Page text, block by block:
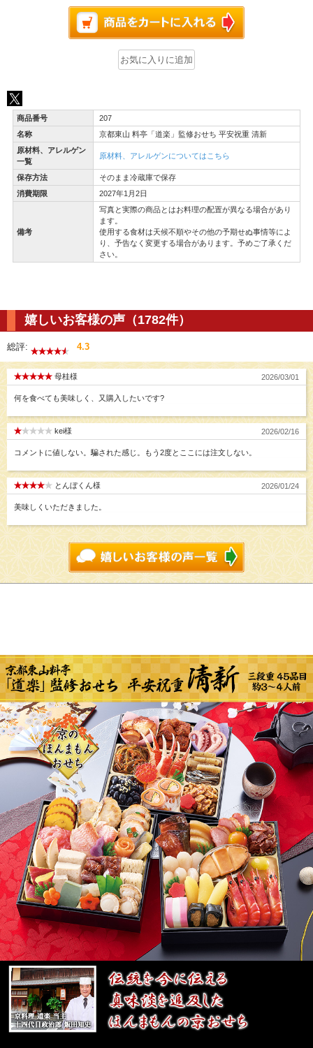
商品番号
207
名称
京都東山 料亭「道楽」監修おせち 平安祝重 清新
原材料、アレルゲン
一覧
原材料、アレルゲンについてはこちら
保存方法
そのまま冷蔵庫で保存
消費期限
2027年1月2日
備考
写真と実際の商品とはお料理の配置が異なる場合があり
ます。
使用する食材は天候不順やその他の予期せぬ事情等によ
り、予告なく変更する場合があります。予めご了承くだ
さい。
嬉しいお客様の声（1782件）
総評: 4.3
母桂様 2026/03/01
何を食べても美味しく、又購入したいです?
kei様 2026/02/16
コメントに値しない。騙された感じ。もう2度とここには注文しない。
とんぼくん様 2026/01/24
美味しくいただきました。